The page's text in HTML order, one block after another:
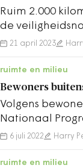
Ruim 2.000
de
bepaald nog
21 april 2023
ruimte en milieu
Bewoners
Volgens
Nationaal
Veiligheid
6 juli 2022 Harry
ruimte en milieu